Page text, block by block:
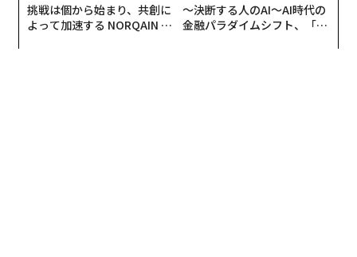
挑戦は個から始まり、共創に
よって加速する NORQAIN JA
〜決断する人のAI〜AI時代の
金融パラダイムシフト、「超